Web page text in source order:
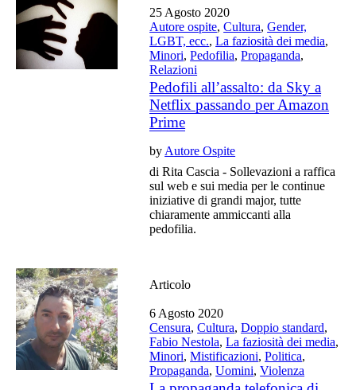
25 Agosto 2020
Autore ospite,Cultura,Gender,
LGBT, ecc.,La faziosità dei media,
Minori,Pedofilia,Propaganda,
Relazioni
Pedofili all’assalto: da Sky a
Netflix passando per Amazon
Prime
by Autore Ospite
di Rita Cascia - Sollevazioni a raffica
sul web e sui media per le continue
iniziative di grandi major, tutte
chiaramente ammiccanti alla
pedofilia.
Articolo
6 Agosto 2020
Censura,Cultura,Doppio standard,
Fabio Nestola,La faziosità dei media,
Minori,Mistificazioni,Politica,
Propaganda,Uomini,Violenza